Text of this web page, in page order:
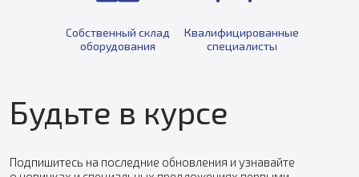
Собственный склад
оборудования
Квалифицированные
специалисты
Будьте в курсе
Подпишитесь на последние обновления и узнавайте